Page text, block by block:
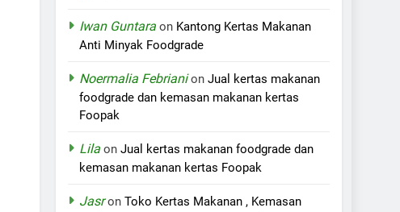
Iwan Guntara on Kantong Kertas Makanan
Anti Minyak Foodgrade
Noermalia Febrianion Jual kertas makanan
foodgrade dan kemasan makanan kertas
Foopak
Lila on Jual kertas makanan foodgrade dan
kemasan makanan kertas Foopak
Jasron Toko Kertas Makanan , Kemasan